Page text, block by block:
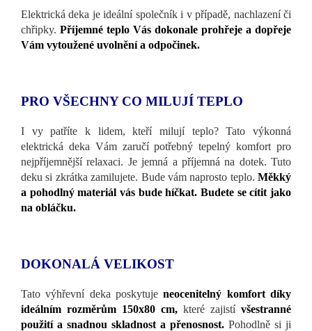
Elektrická deka je ideální společník i v případě, nachlazení či
chřipky. Příjemné teplo Vás dokonale prohřeje a dopřeje
Vám vytoužené uvolnění a odpočinek.
PRO VŠECHNY CO MILUJÍ TEPLO
I vy patříte k lidem, kteří milují teplo? Tato výkonná
elektrická deka Vám zaručí potřebný tepelný komfort pro
nejpříjemnější relaxaci. Je jemná a příjemná na dotek. Tuto
deku si zkrátka zamilujete. Bude vám naprosto teplo. Měkký
a pohodlný materiál vás bude híčkat. Budete se cítit jako
na obláčku.
DOKONALÁ VELIKOST
Tato výhřevní deka poskytujeneocenitelný komfort díky
ideálním rozměrům 150x80 cm, které zajistí všestranné
použití a snadnou skladnost a přenosnost. Pohodlně si ji